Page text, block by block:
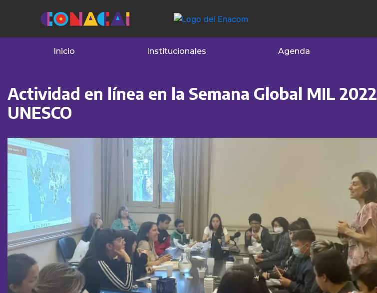
Inicio Institucionales Agenda
Actividad en línea en la Semana Global MIL 2022
UNESCO